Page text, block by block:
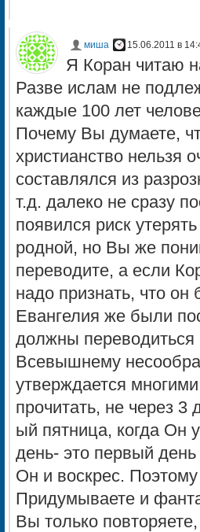
миша 15.06.2011 в
Я Коран читаю
Разве ислам не
каждые 100 лет
Почему Вы думаете,
христианство нельзя
составлялся из
т.д. далеко не сразу
появился риск
родной, но Вы же
переводите, а если
надо признать, что
Евангелия же были
должны
Всевышнему
утверждается
прочитать, не через
ый пятница, когда Он
день- это первый
Он и воскрес.
Придумываете и
Вы только